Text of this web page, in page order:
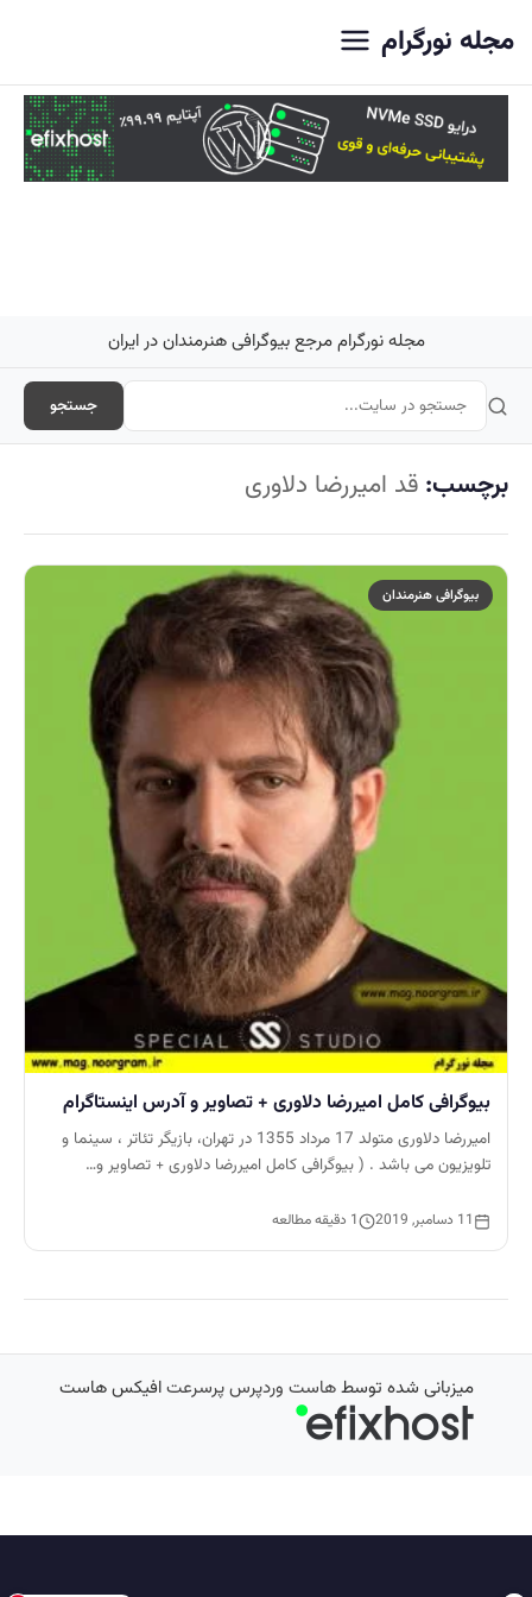
مجله نورگرام
مجله نورگرام مرجع بیوگرافی هنرمندان در ایران
جستجو
برچسب: قد امیررضا دلاوری
بیوگرافی هنرمندان
بیوگرافی کامل امیررضا دلاوری + تصاویر و آدرس اینستاگرام
امیررضا دلاوری متولد 17 مرداد 1355 در تهران، بازیگر تئاتر ، سینما و
تلویزیون می باشد . ( بیوگرافی کامل امیررضا دلاوری + تصاویر و…
11 دسامبر, 2019 1 دقیقه مطالعه
میزبانی شده توسطهاست وردپرس پرسرعتافیکس هاست